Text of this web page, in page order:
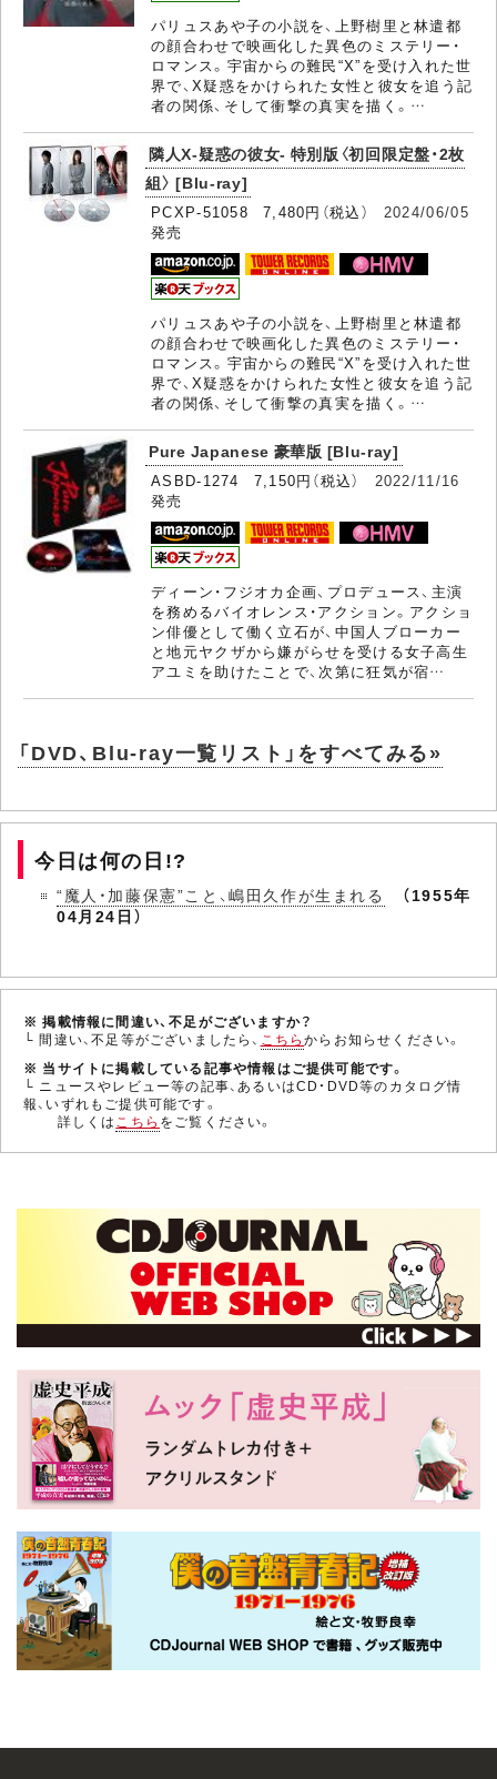
パリュスあや子の小説を、上野樹里と林遣都
の顔合わせで映画化した異色のミステリー・
ロマンス。宇宙からの難民“X”を受け入れた世
界で、X疑惑をかけられた女性と彼女を追う記
者の関係、そして衝撃の真実を描く。…
隣人X-疑惑の彼女- 特別版〈初回限定盤・2枚
組〉 [Blu-ray]
PCXP-51058 7,480円（税込） 2024/06/05
発売
パリュスあや子の小説を、上野樹里と林遣都
の顔合わせで映画化した異色のミステリー・
ロマンス。宇宙からの難民“X”を受け入れた世
界で、X疑惑をかけられた女性と彼女を追う記
者の関係、そして衝撃の真実を描く。…
Pure Japanese 豪華版 [Blu-ray]
ASBD-1274 7,150円（税込） 2022/11/16
発売
ディーン・フジオカ企画、プロデュース、主演
を務めるバイオレンス・アクション。アクショ
ン俳優として働く立石が、中国人ブローカー
と地元ヤクザから嫌がらせを受ける女子高生
アユミを助けたことで、次第に狂気が宿…
「DVD、Blu-ray一覧リスト」をすべてみる»
今日は何の日!?
“魔人・加藤保憲”こと、嶋田久作が生まれる
（1955年
04月24日）
※ 掲載情報に間違い、不足がございますか？
└ 間違い、不足等がございましたら、 こちらからお知らせください。
※ 当サイトに掲載している記事や情報はご提供可能です。
└ ニュースやレビュー等の記事、あるいはCD・DVD等のカタログ情
報、いずれもご提供可能です。
詳しくはこちら をご覧ください。